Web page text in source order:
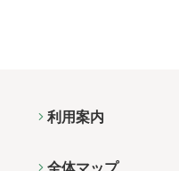
利用案内
全体マップ